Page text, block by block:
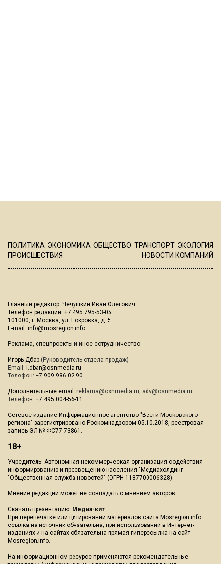
ПОЛИТИКА ЭКОНОМИКА ОБЩЕСТВО ТРАНСПОРТ ЭКОЛОГИЯ
ПРОИСШЕСТВИЯ
НОВОСТИ КОМПАНИЙ
Главный редактор: Чечушкин Иван Олегович.
Телефон редакции: +7 495 795-53-05
101000, г. Москва, ул. Покровка, д. 5
E-mail: info@mosregion.info
Реклама, спецпроекты и иное сотрудничество:
Игорь Дбар (Руководитель отдела продаж)
Email: i.dbar@osnmedia.ru
Телефон: +7 909 936-02-90
Дополнительные email: reklama@osnmedia.ru, adv@osnmedia.ru
Телефон: +7 495 004-56-11
Сетевое издание Информационное агентство "Вести Московского
региона" зарегистрировано Роскомнадзором 05.10.2018, реестровая
запись ЭЛ № ФС77-73861.
18+
Учредитель: Автономная некоммерческая организация содействия
информированию и просвещению населения "Медиахолдинг
"Общественная служба новостей" (ОГРН 1187700006328).
Мнение редакции может не совпадать с мнением авторов.
Скачать презентацию: Медиа-кит
При перепечатке или цитировании материалов сайта Mosregion.info
ссылка на источник обязательна, при использовании в Интернет-
изданиях и на сайтах обязательна прямая гиперссылка на сайт
Mosregion.info.
На информационном ресурсе применяются рекомендательные